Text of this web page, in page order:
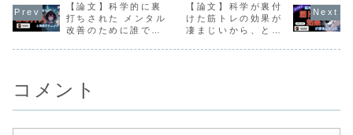
や記事が多く流布
していますが、実
際のところどのよ
うな特性がモテに
一つである「暴力
性」について深掘
りしていきます。
ための具体的な行
動指針を論理的に
導き出します。
うなのだろうか？
逆転する術はない
のか？ここでは、
インターネットに
【論文】科学的に裏
打ちされた メンタル
改善のために誰でも
【論文】科学が裏付
けた筋トレの効果が
凄まじいから、とり
コメント